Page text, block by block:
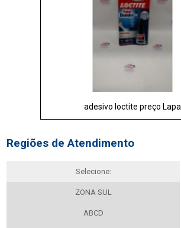
adesivo loctite preço Lapa
Regiões de Atendimento
Selecione:
ZONA SUL
ABCD